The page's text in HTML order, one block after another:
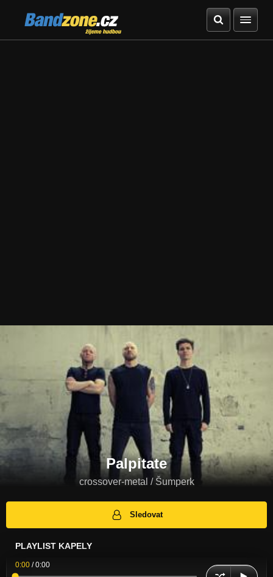
Bandzone.cz
žijeme hudbou
Palpitate
crossover-metal / Šumperk
Sledovat
PLAYLIST KAPELY
0:00 /0:00